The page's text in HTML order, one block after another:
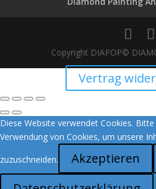
Copyright DIAPOP©
Vertrag
Diese Website verwendet Cookies.
Verwendung von Cookies, um unsere
zuzuschneiden.
Akzeptieren